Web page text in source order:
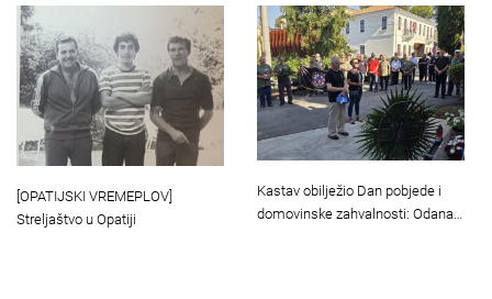
[OPATIJSKI VREMEPLOV]
Streljaštvo u Opatiji
Kastav obilježio Dan pobjede i
domovinske zahvalnosti: Odana…